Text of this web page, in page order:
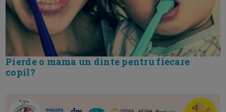
Pierde o mama un dinte pentru fiecare
copil?